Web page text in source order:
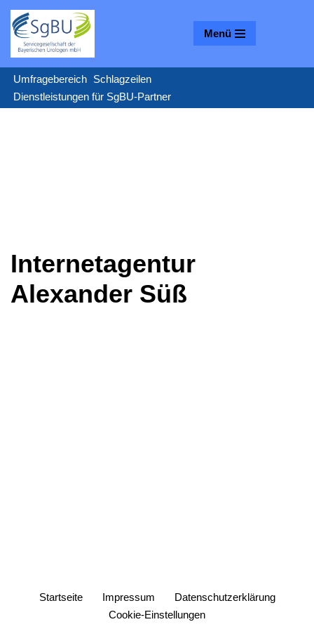
Zum
Inhalt
springen
Menü
Umfragebereich Schlagzeilen
Dienstleistungen für SgBU-Partner
Internetagentur
Alexander Süß
Startseite Impressum
Datenschutzerklärung
Cookie-Einstellungen